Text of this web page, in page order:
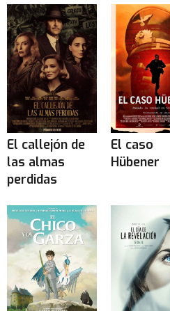
El callejón de
las almas
perdidas
El caso
Hübener